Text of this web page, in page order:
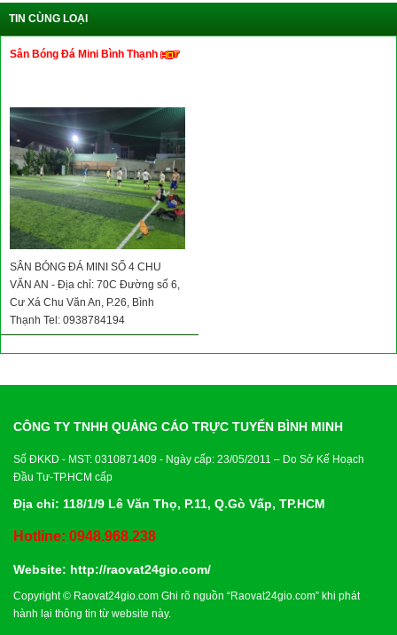
TIN CÙNG LOẠI
Sân Bóng Đá Mini Bình Thạnh
SÂN BÓNG ĐÁ MINI SỐ 4 CHU
VĂN AN - Địa chỉ: 70C Đường số 6,
Cư Xá Chu Văn An, P.26, Bình
Thạnh Tel: 0938784194
CÔNG TY TNHH QUẢNG CÁO TRỰC TUYẾN BÌNH MINH
Số ĐKKD - MST: 0310871409 - Ngày cấp: 23/05/2011 – Do Sở Kế Hoạch
Đầu Tư-TP.HCM cấp
Địa chỉ: 118/1/9 Lê Văn Thọ, P.11, Q.Gò Vấp, TP.HCM
Hotline: 0948.968.238
Website: http://raovat24gio.com/
Copyright © Raovat24gio.com Ghi rõ nguồn “Raovat24gio.com” khi phát
hành lại thông tin từ website này.